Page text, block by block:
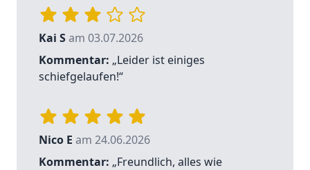
Kai Sam 03.07.2026
Kommentar: „Leider ist einiges
schiefgelaufen!“
Nico E am 24.06.2026
Kommentar: „Freundlich, alles wie